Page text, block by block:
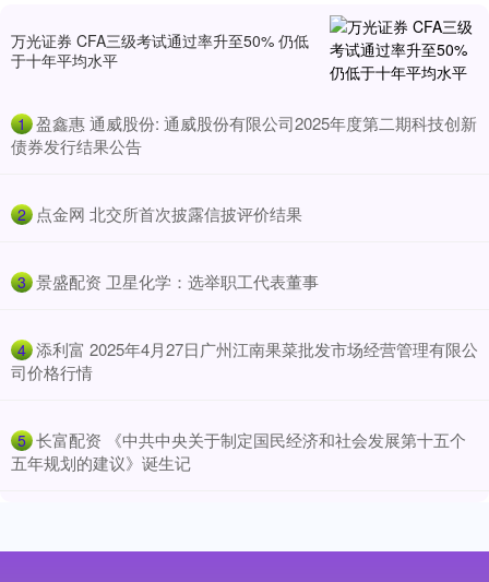
万光证券 CFA三级考试通过率升至50% 仍低
于十年平均水平
1 ​盈鑫惠 通威股份: 通威股份有限公司2025年度第二期科技创新
债券发行结果公告
2 ​点金网 北交所首次披露信披评价结果
3 ​景盛配资 卫星化学：选举职工代表董事
4 ​添利富 2025年4月27日广州江南果菜批发市场经营管理有限公
司价格行情
5 ​长富配资 《中共中央关于制定国民经济和社会发展第十五个
五年规划的建议》诞生记